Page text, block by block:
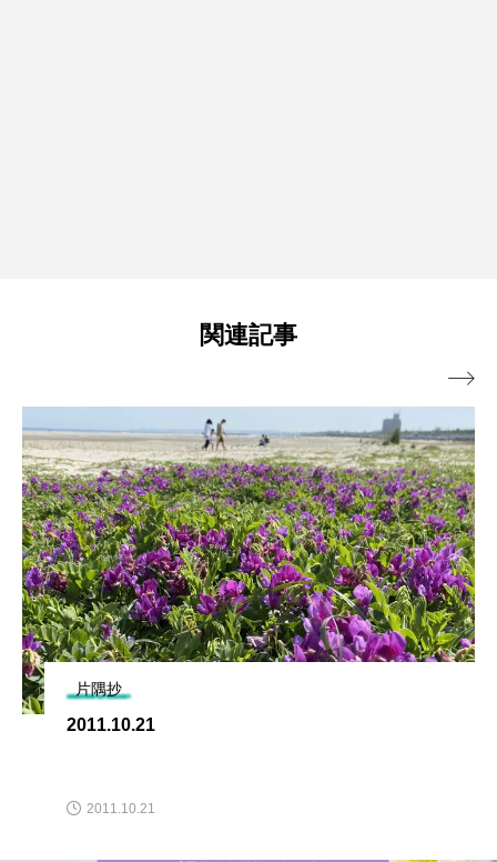
関連記事
片隅抄
2011.10.21
2011.10.21
